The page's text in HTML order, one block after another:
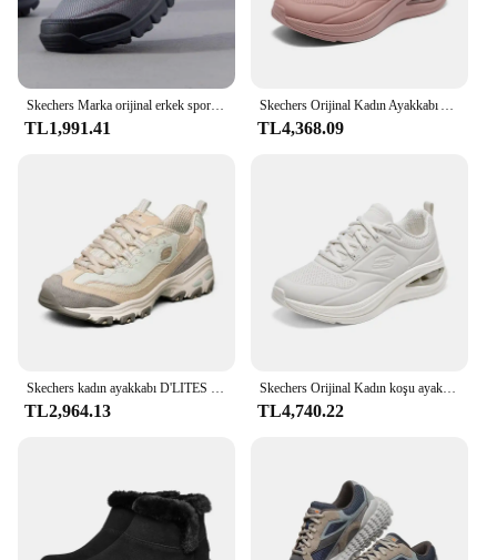
TL1,991.41 TL4,368.09
TL2,964.13
Skechers Orijinal Kadın koşu ayakkabıları Deri Dantel Up Açık Ayakkabı Antiskid Spor Tenis Hafif Kadın yürüyüş ayakkabısı
TL4,740.22